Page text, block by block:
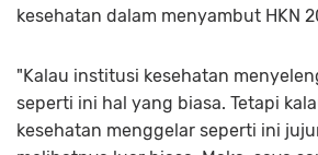
kesehatan dalam menyambut HKN
"Kalau institusi kesehatan
seperti ini hal yang biasa. Tetapi
kesehatan menggelar seperti ini